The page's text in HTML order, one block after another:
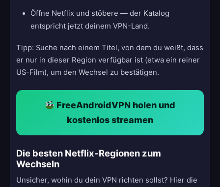
Öffne Netflix und stöbere — der Katalog
entspricht jetzt deinem VPN-Land.
Tipp: Suche nach einem Titel, von dem du weißt, dass
er nur in dieser Region verfügbar ist (etwa ein reiner
US-Film), um den Wechsel zu bestätigen.
FreeAndroidVPN holen und
kostenlos streamen
Die besten Netflix-Regionen zum
Wechseln
Unsicher, wohin du dein VPN richten sollst? Hier die